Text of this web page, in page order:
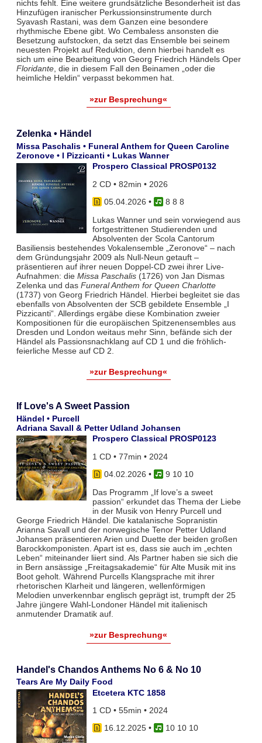
nichts fehlt. Eine weitere grundsätzliche Besonderheit ist das
Hinzufügen iranischer Perkussionsinstrumente durch
Syavash Rastani, was dem Ganzen eine besondere
rhythmische Ebene gibt. Wo Cembaless ansonsten die
Besetzung aufstocken, da setzt das Ensemble bei seinem
neuesten Projekt auf Reduktion, denn hierbei handelt es
sich um eine Bearbeitung von Georg Friedrich Händels Oper
Floridante, die in diesem Fall den Beinamen „oder die
heimliche Heldin“ verpasst bekommen hat.
»zur Besprechung«
Zelenka • Händel
Missa Paschalis • Funeral Anthem for Queen Caroline
Zeronove • I Pizzicanti • Lukas Wanner
Prospero Classical PROSP0132
2 CD • 82min • 2026
05.04.2026 •
8 8 8
Lukas Wanner und sein vorwiegend aus
fortgestrittenen Studierenden und
Absolventen der Scola Cantorum
Basiliensis bestehendes Vokalensemble „Zeronove“ – nach
dem Gründungsjahr 2009 als Null-Neun getauft –
präsentieren auf ihrer neuen Doppel-CD zwei ihrer Live-
Aufnahmen: die Missa Paschalis(1726) von Jan Dismas
Zelenka und das Funeral Anthem for Queen Charlotte
(1737) von Georg Friedrich Händel. Hierbei begleitet sie das
ebenfalls von Absolventen der SCB gebildete Ensemble „I
Pizzicanti“. Allerdings ergäbe diese Kombination zweier
Kompositionen für die europäischen Spitzenensembles aus
Dresden und London weitaus mehr Sinn, befände sich der
Händel als Passionsnachklang auf CD 1 und die fröhlich-
feierliche Messe auf CD 2.
»zur Besprechung«
If Love's A Sweet Passion
Händel • Purcell
Adriana Savall & Petter Udland Johansen
Prospero Classical PROSP0123
1 CD • 77min • 2024
04.02.2026 •
9 10 10
Das Programm „If love’s a sweet
passion“ erkundet das Thema der Liebe
in der Musik von Henry Purcell und
George Friedrich Händel. Die katalanische Sopranistin
Arianna Savall und der norwegische Tenor Petter Udland
Johansen präsentieren Arien und Duette der beiden großen
Barockkomponisten. Apart ist es, dass sie auch im „echten
Leben“ miteinander liiert sind. Als Partner haben sie sich die
in Bern ansässige „Freitagsakademie“ für Alte Musik mit ins
Boot geholt. Während Purcells Klangsprache mit ihrer
rhetorischen Klarheit und längeren, wellenförmigen
Melodien unverkennbar englisch geprägt ist, trumpft der 25
Jahre jüngere Wahl-Londoner Händel mit italienisch
anmutender Dramatik auf.
»zur Besprechung«
Handel's Chandos Anthems No 6 & No 10
Tears Are My Daily Food
Etcetera KTC 1858
1 CD • 55min • 2024
16.12.2025•
10 10 10